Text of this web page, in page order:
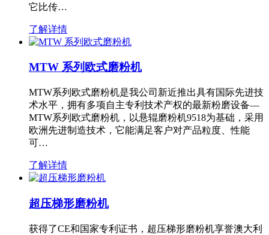
它比传…
了解详情
MTW 系列欧式磨粉机
MTW系列欧式磨粉机是我公司新近推出具有国际先进技
术水平，拥有多项自主专利技术产权的最新粉磨设备—
MTW系列欧式磨粉机，以悬辊磨粉机9518为基础，采用
欧洲先进制造技术，它能满足客户对产品粒度、性能
可…
了解详情
超压梯形磨粉机
获得了CE和国家专利证书，超压梯形磨粉机享誉澳大利